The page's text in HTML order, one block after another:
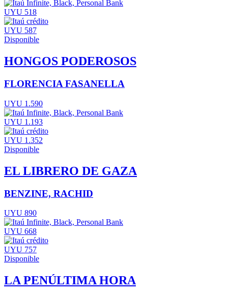
UYU 518
UYU 587
Disponible
HONGOS PODEROSOS
FLORENCIA FASANELLA
UYU 1.590
UYU 1.193
UYU 1.352
Disponible
EL LIBRERO DE GAZA
BENZINE, RACHID
UYU 890
UYU 668
UYU 757
Disponible
LA PENÚLTIMA HORA